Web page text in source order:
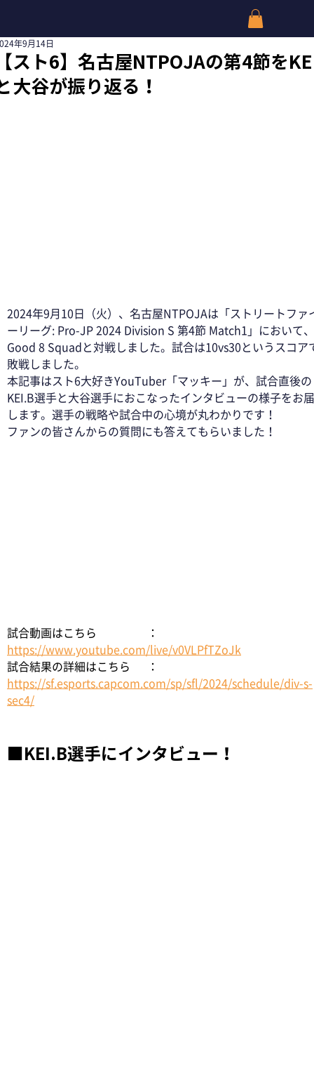
スト6】名古屋NTPOJAの第4節を
大谷が振り返る！
年9月14日
2024年9月10日（火）、名古屋NTPOJAは「ストリートファ
ーリーグ: Pro-JP 2024 Division S 第4節 Match1」において、
Good 8 Squadと対戦しました。試合は10vs30というスコア
敗戦しました。
本記事はスト6大好きYouTuber「マッキー」が、試合直後の
KEI.B選手と大谷選手におこなったインタビューの様子をお
します。選手の戦略や試合中の心境が丸わかりです！
ファンの皆さんからの質問にも答えてもらいました！
試合動画はこちら		：
https://www.youtube.com/live/v0VLPfTZoJk
試合結果の詳細はこちら 	：
https://sf.esports.capcom.com/sp/sfl/2024/schedule/div-s-
sec4/
■KEI.B選手にインタビュー！